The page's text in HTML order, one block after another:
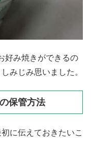
好み焼きができるの
みじみ思いました。
保管方法
に伝えておきたいこ